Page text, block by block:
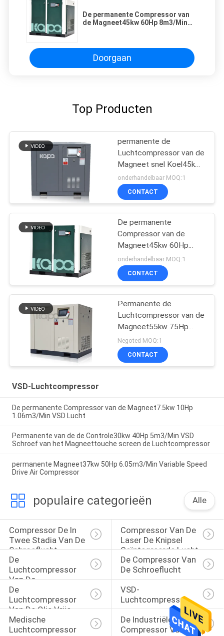
De permanente Compressor van
de Magneet45kw 60Hp 8m3/Min
Doorgaan
Top Producten
permanente de
Luchtcompressor van de
Magneet snel Koel45kw
60Hp 7.1m3/Min VSD
Schroef
onderhandelbaar MOQ:1
CONTACT
De permanente
Compressor van de
Magneet45kw 60Hp
8m3/Min Variable
Frequency Screw Lucht
onderhandelbaar MOQ:1
CONTACT
Permanente de
Luchtcompressor van de
Magneet55kw 75Hp
9.25m3/Min VSD
Schroef
Negoted MOQ:1
CONTACT
VSD-Luchtcompressor
De permanente Compressor van de Magneet7.5kw 10Hp
1.06m3/Min VSD Lucht
Permanente van de de Controle30kw 40Hp 5m3/Min VSD
Schroef van het Magneettouche screen de Luchtcompressor
permanente Magneet37kw 50Hp 6.05m3/Min Variable Speed
Drive Air Compressor
populaire categorieën Alle
Compressor De In
Twee Stadia Van De
Schroeflucht
Compressor Van De
Laser De Knipsel
Geïntegreerde Lucht
De
Luchtcompressor
Van De
Riemaandrijving
De Compressor Van
De Schroeflucht
De
Luchtcompressor
Van De Olie Vrije
Schroef
VSD-
Luchtcompressor
Medische
Luchtcompressor
De Industriële
Compressor Van De